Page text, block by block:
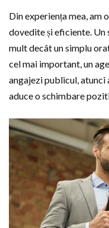
Din experiența mea, am
dovedite și eficiente.
mult decât un simplu
cel mai important, un
angajezi publicul, atunci
aduce o schimbare